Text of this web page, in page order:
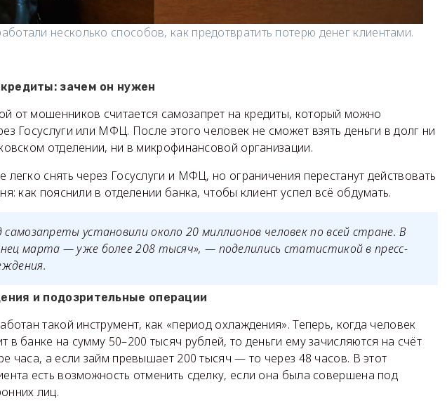
несколько способов, как предотвратить потерю денег клиентами.
зачем он нужен
от мошенников считается самозапрет на кредиты, который можно
Госуслуги или МФЦ. После этого человек не сможет взять деньги в долг ни
отделении, ни в микрофинансовой организации.
легко снять через Госуслуги и МФЦ, но ограничения перестанут действовать
как пояснили в отделении банка, чтобы клиент успел всё обдумать.
самозапреты установили около 20 миллионов человек по всей стране. В
марта — уже более 208 тысяч», — поделились статистикой в пресс-
и подозрительные операции
такой инструмент, как «период охлаждения». Теперь, когда человек
в банке на сумму 50–200 тысяч рублей, то деньги ему зачисляются на счёт
часа, а если займ превышает 200 тысяч — то через 48 часов. В этот
есть возможность отменить сделку, если она была совершена под
лиц.